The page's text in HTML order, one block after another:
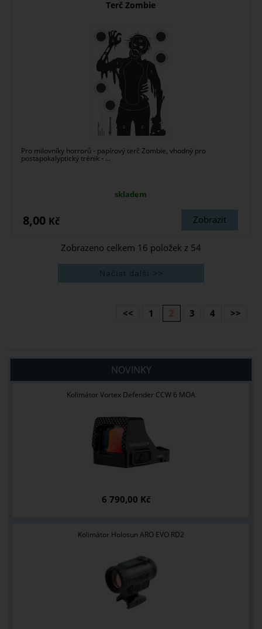
Terč Zombie
Pro milovníky horrorů - papírový terč Zombie, vhodný pro
postapokalyptický trénik - ...
skladem
Zobrazit
8,00 Kč
Zobrazeno celkem 16 položek z 54
<< 1 2 3 4 >>
NOVINKY
Kolimátor Vortex Defender CCW 6 MOA
6 790,00 Kč
Kolimátor Holosun ARO EVO RD2